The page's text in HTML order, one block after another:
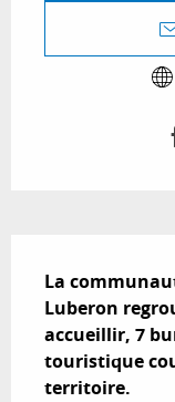
La
Luberon
accueillir, 7
touristique
territoire.